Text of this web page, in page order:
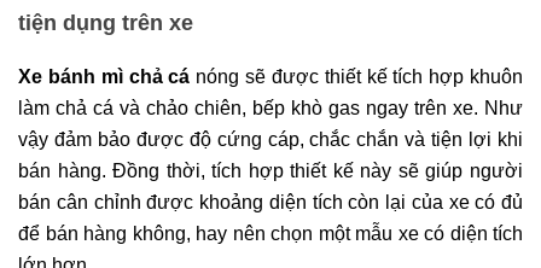
tiện dụng trên xe
Xe bánh mì chả cá nóng sẽ được thiết kế tích hợp khuôn
làm chả cá và chảo chiên, bếp khò gas ngay trên xe. Như
vậy đảm bảo được độ cứng cáp, chắc chắn và tiện lợi khi
bán hàng. Đồng thời, tích hợp thiết kế này sẽ giúp người
bán cân chỉnh được khoảng diện tích còn lại của xe có đủ
để bán hàng không, hay nên chọn một mẫu xe có diện tích